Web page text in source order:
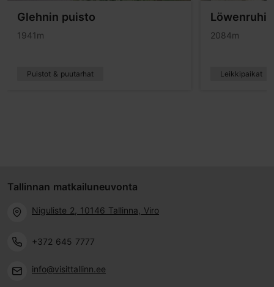
Glehnin puisto
1941m
Puistot & puutarhat
2084m
Leikkipaikat
Tallinnan matkailuneuvonta
Niguliste 2, 10146 Tallinna, Viro
+372 645 7777
info@visittallinn.ee